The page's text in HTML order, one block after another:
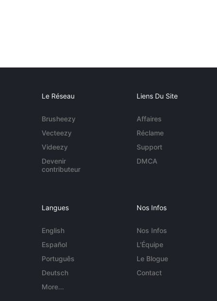
Le Réseau
Brusheezy
Vecteezy
Videezy
Devenir
contributeur
Liens Du Site
Affaires
Réclame
Support
DMCA
Langues
English
Español
Português
Deutsch
More...
Nos Infos
Nos Infos
L'Équipe
Le Blogue
Contact